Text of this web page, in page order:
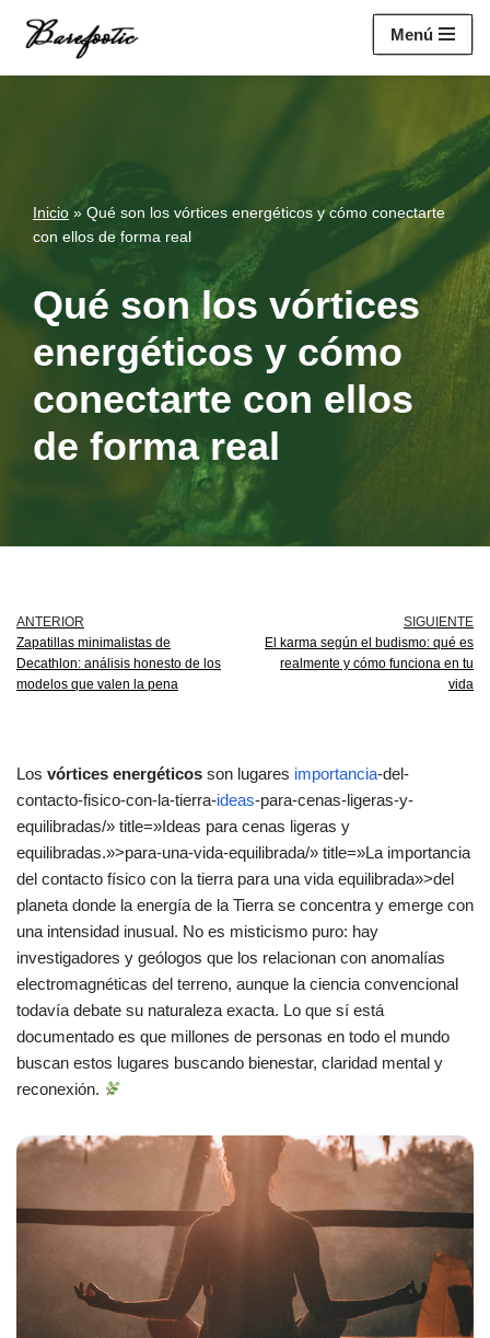
Menú
Inicio » Qué son los vórtices energéticos y cómo conectarte
con ellos de forma real
Qué son los vórtices
energéticos y cómo
conectarte con ellos
de forma real
ANTERIOR
Zapatillas minimalistas de
Decathlon: análisis honesto de los
modelos que valen la pena
SIGUIENTE
El karma según el budismo: qué es
realmente y cómo funciona en tu
vida
Los vórtices energéticos son lugares importancia-del-
contacto-fisico-con-la-tierra-ideas-para-cenas-ligeras-y-
equilibradas/» title=»Ideas para cenas ligeras y
equilibradas.»>para-una-vida-equilibrada/» title=»La importancia
del contacto físico con la tierra para una vida equilibrada»>del
planeta donde la energía de la Tierra se concentra y emerge con
una intensidad inusual. No es misticismo puro: hay
investigadores y geólogos que los relacionan con anomalías
electromagnéticas del terreno, aunque la ciencia convencional
todavía debate su naturaleza exacta. Lo que sí está
documentado es que millones de personas en todo el mundo
buscan estos lugares buscando bienestar, claridad mental y
reconexión.